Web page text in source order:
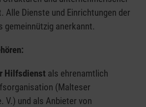
Alle Dienste und Einrichtungen der
gemeinnützig anerkannt.
Hilfsdienst als ehrenamtlich
(Malteser
V.) und als Anbieter von